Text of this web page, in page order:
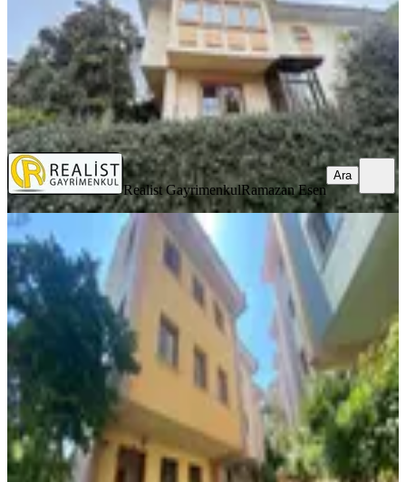
110.000 ₺
Realist GayrimenkulRamazan Esen
Ara
Realist GayrimenkulRamazan Esen
Ara
YENİ
Remax Anı 'dan Otağtepe Onur Sitesi
'nde Kiralık 4+2 Villa
İstanbul, Beykoz
4+2
250 m² 06.08.2026
98.000 ₺
REMAX ANIBenan Cevher
Ara